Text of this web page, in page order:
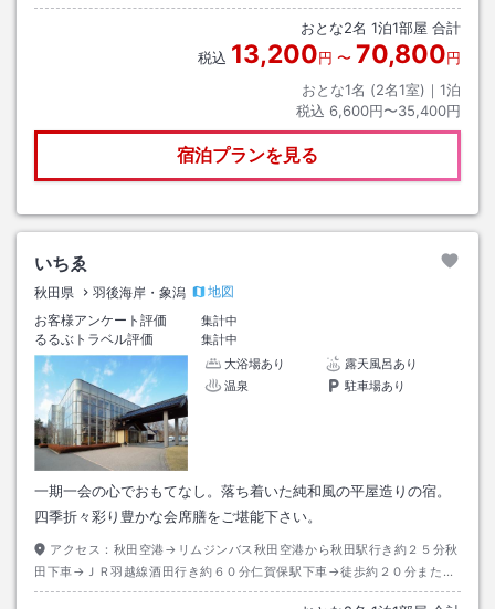
約】・お迎え：14時～17時・お送り：9時～10時
おとな2名 1泊1部屋 合計
税込 13,200円 〜 70,800円
おとな1名 (2名1室)｜ 1泊
税込 6,600円〜35,400円
宿泊プランを見る
いちゑ
秋田県 羽後海岸・象潟
地図
お客様アンケート評価
集計中
るるぶトラベル評価
集計中
大浴場あり
露天風呂あり
温泉
駐車場あり
一期一会の心でおもてなし。落ち着いた純和風の平屋造りの宿。
四季折々彩り豊かな会席膳をご堪能下さい。
アクセス： 秋田空港→リムジンバス秋田空港から秋田駅行き約２５分秋
田下車→ＪＲ羽越線酒田行き約６０分仁賀保駅下車→徒歩約２０分または
タクシー約５分